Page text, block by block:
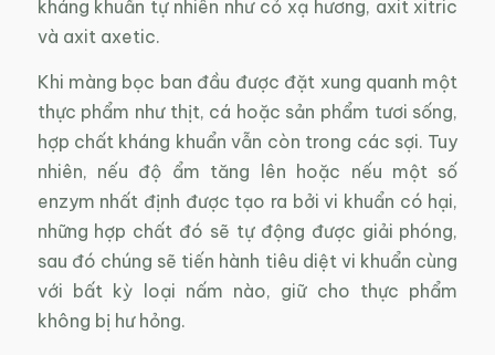
kháng khuẩn tự nhiên như cỏ xạ hương, axit xitric
và axit axetic.
Khi màng bọc ban đầu được đặt xung quanh một
thực phẩm như thịt, cá hoặc sản phẩm tươi sống,
hợp chất kháng khuẩn vẫn còn trong các sợi. Tuy
nhiên, nếu độ ẩm tăng lên hoặc nếu một số
enzym nhất định được tạo ra bởi vi khuẩn có hại,
những hợp chất đó sẽ tự động được giải phóng,
sau đó chúng sẽ tiến hành tiêu diệt vi khuẩn cùng
với bất kỳ loại nấm nào, giữ cho thực phẩm
không bị hư hỏng.